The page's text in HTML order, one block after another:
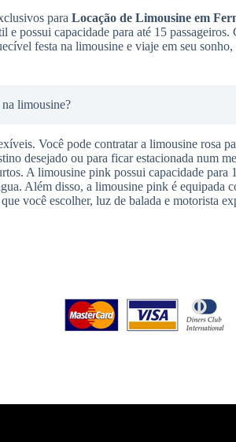
para Locação de Limousine em
e possui capacidade para até 15
festa na limousine e viaje em seu
limousine?
Você pode contratar a limousine rosa
desejado ou para ficar estacionada num
A limousine pink possui capacidade
Além disso, a limousine pink é equipada
você escolher, luz de balada e motorista